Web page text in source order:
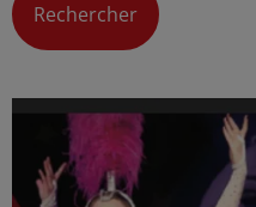
Rechercher